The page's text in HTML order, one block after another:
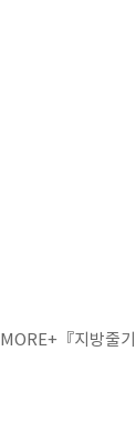
MORE+ 『지방줄